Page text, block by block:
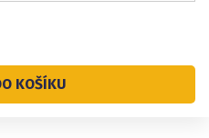
KOŠÍKU